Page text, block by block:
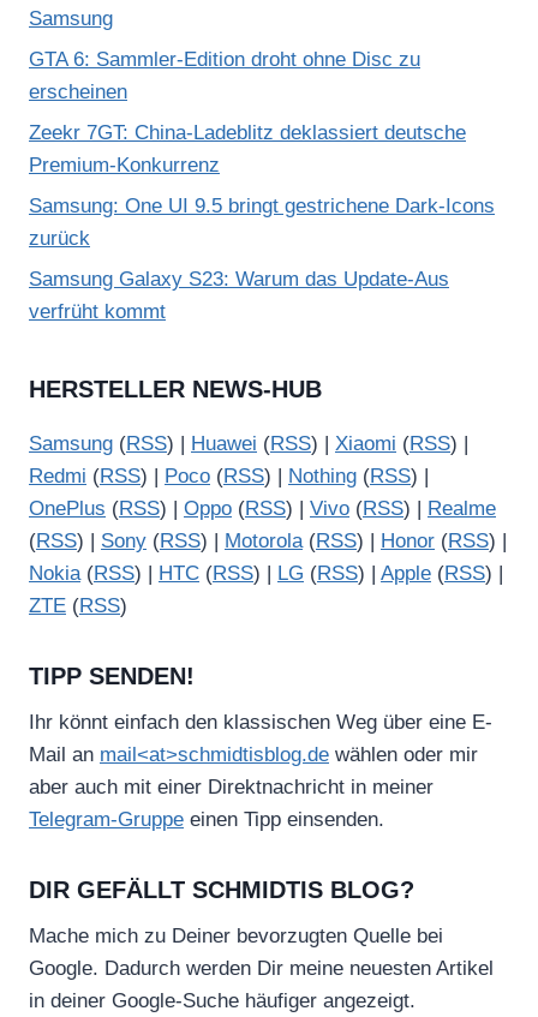
Samsung
GTA 6: Sammler-Edition droht ohne Disc zu
erscheinen
Zeekr 7GT: China-Ladeblitz deklassiert deutsche
Premium-Konkurrenz
Samsung: One UI 9.5 bringt gestrichene Dark-Icons
zurück
Samsung Galaxy S23: Warum das Update-Aus
verfrüht kommt
HERSTELLER NEWS-HUB
Samsung (RSS) | Huawei (RSS) | Xiaomi (RSS) |
Redmi (RSS) | Poco (RSS) | Nothing (RSS) |
OnePlus (RSS) | Oppo (RSS) | Vivo (RSS) |
Realme
(RSS) | Sony (RSS) | Motorola(RSS) | Honor (RSS) |
Nokia(RSS) | HTC (RSS) | LG (RSS) | Apple (RSS) |
ZTE (RSS)
TIPP SENDEN!
Ihr könnt einfach den klassischen Weg über eine E-
Mail an mail<at>schmidtisblog.de wählen oder mir
aber auch mit einer Direktnachricht in meiner
Telegram-Gruppe einen Tipp einsenden.
DIR GEFÄLLT SCHMIDTIS BLOG?
Mache mich zu Deiner bevorzugten Quelle bei
Google. Dadurch werden Dir meine neuesten Artikel
in deiner Google-Suche häufiger angezeigt.